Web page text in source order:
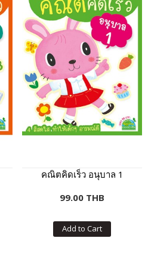
คณิตคิดเร็ว อนุบาล 1
99.00 THB
Add to Cart